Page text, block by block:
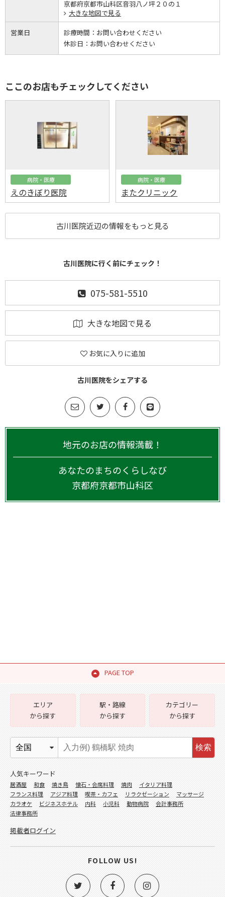
京都府京都市山科区音羽八ノ坪２０の１
大きな地図で見る
営業日 診療時間： お問い合わせください
休診日： お問い合わせください
ここのお店もチェックしてください
病院・医療
えのきぼり医院
病院・医療
またクリニック
古川医院近辺の情報をもっと見る
古川医院に行く前にチェック！
075-581-5510
大きな地図で見る
お気に入りに追加
古川医院をシェアする
地元のお店の情報満載！
あなたのまちのくらしなび
京都府京都市山科区
PAGE TOP
エリア
から探す
駅・路線
から探す
カテゴリー
から探す
検索
人気キーワード
居酒屋 和食 焼き鳥 懐石・会席料理 焼肉
イタリア料理
フランス料理
アジア料理 喫茶・カフェ リラクゼーション
マッサージ
カラオケ
ビジネスホテル 内科 小児科 動物病院
会計事務所
法律事務所
掲載者ログイン
FOLLOW US!